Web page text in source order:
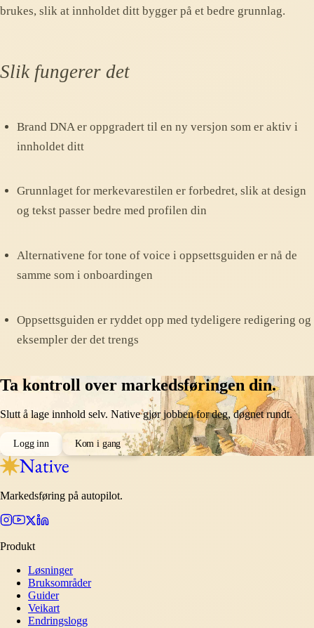
brukes, slik at innholdet ditt bygger på et bedre grunnlag.
Slik fungerer det
Brand DNA er oppgradert til en ny versjon som er aktiv i
innholdet ditt
Grunnlaget for merkevarestilen er forbedret, slik at design
og tekst passer bedre med profilen din
Alternativene for tone of voice i oppsettsguiden er nå de
samme som i onboardingen
Oppsettsguiden er ryddet opp med tydeligere redigering og
eksempler der det trengs
Ta kontroll over markedsføringen din.
Slutt å lage innhold selv. Native gjør jobben for deg, døgnet rundt.
Logg inn Kom i gang
Markedsføring på autopilot.
Produkt
Løsninger
Bruksområder
Guider
Veikart
Endringslogg